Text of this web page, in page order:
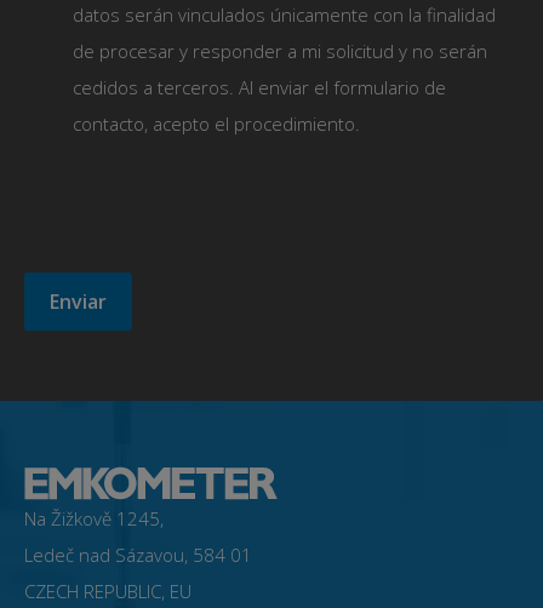
datos serán vinculados únicamente con la finalidad
de procesar y responder a mi solicitud y no serán
cedidos a terceros. Al enviar el formulario de
contacto, acepto el procedimiento.
Na Žižkově 1245,
Ledeč nad Sázavou, 584 01
CZECH REPUBLIC, EU